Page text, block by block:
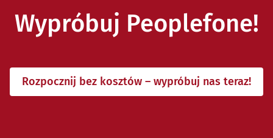
Wypróbuj Peoplefone!
Rozpocznij bez kosztów – wypróbuj nas teraz!